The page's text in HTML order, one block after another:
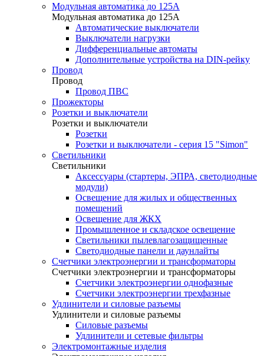
Модульная автоматика до 125А
Модульная автоматика до 125А
Автоматические выключатели
Выключатели нагрузки
Дифференциальные автоматы
Дополнительные устройства на DIN-рейку
Провод
Провод
Провод ПВС
Прожекторы
Розетки и выключатели
Розетки и выключатели
Розетки
Розетки и выключатели - серия 15 "Simon"
Светильники
Светильники
Аксессуары (стартеры, ЭПРА, светодиодные
модули)
Освещение для жилых и общественных
помещений
Освещение для ЖКХ
Промышленное и складское освещение
Светильники пылевлагозащищенные
Светодиодные панели и даунлайты
Счетчики электроэнергии и трансформаторы
Счетчики электроэнергии и трансформаторы
Счетчики электроэнергии однофазные
Счетчики электроэнергии трехфазные
Удлинители и силовые разъемы
Удлинители и силовые разъемы
Силовые разъемы
Удлинители и сетевые фильтры
Электромонтажные изделия